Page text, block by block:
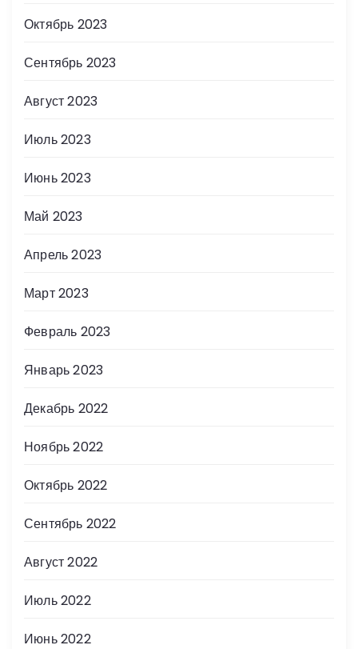
Октябрь 2023
Сентябрь 2023
Август 2023
Июль 2023
Июнь 2023
Май 2023
Апрель 2023
Март 2023
Февраль 2023
Январь 2023
Декабрь 2022
Ноябрь 2022
Октябрь 2022
Сентябрь 2022
Август 2022
Июль 2022
Июнь 2022